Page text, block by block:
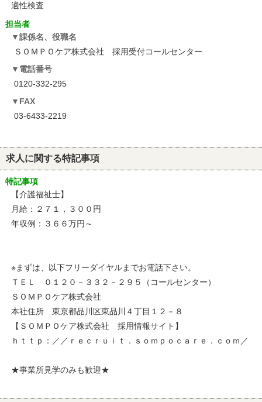
適性検査
担当者
課係名、役職名
ＳＯＭＰＯケア株式会社 採用受付コールセンター
電話番号
0120-332-295
FAX
03-6433-2219
求人に関する特記事項
特記事項
【介護福祉士】
月給：２７１，３００円
年収例：３６６万円～
※まずは、以下フリーダイヤルまでお電話下さい。
ＴＥＬ ０１２０－３３２－２９５（コールセンター）
ＳＯＭＰＯケア株式会社
本社住所 東京都品川区東品川４丁目１２－８
【ＳＯＭＰＯケア株式会社 採用情報サイト】
ｈｔｔｐ：／／ｒｅｃｒｕｉｔ．ｓｏｍｐｏｃａｒｅ．ｃｏｍ／
★事業所見学のみも歓迎★